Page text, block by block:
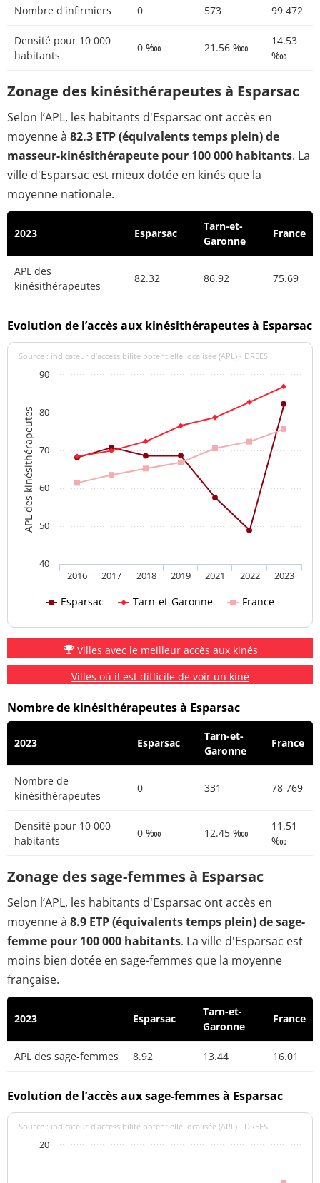
Nombre d'infirmiers 0 573 99 472
Densité pour 10 000
habitants
0 ‱ 21.56 ‱
14.53
‱
Zonage des kinésithérapeutes à Esparsac
Selon l’APL, les habitants d'Esparsac ont accès en
moyenne à 82.3 ETP (équivalents temps plein) de
masseur-kinésithérapeute pour 100 000 habitants. La
ville d'Esparsac est mieux dotée en kinés que la
moyenne nationale.
2023 Esparsac
Tarn-et-
Garonne
France
APL des
kinésithérapeutes
82.32 86.92 75.69
Evolution de l’accès aux kinésithérapeutes à Esparsac
APL des kinésithérapeutes
Source : indicateur d’accessibilité potentielle localisée (APL) - DREES
Esparsac Tarn-et-Garonne France
2016 2017 2018 2019 2021 2022 2023
40
50
60
70
80
90
Villes avec le meilleur accès aux kinés
Villes où il est difficile de voir un kiné
Nombre de kinésithérapeutes à Esparsac
2023 Esparsac
Tarn-et-
Garonne
France
Nombre de
kinésithérapeutes
0 331 78 769
Densité pour 10 000
habitants
0 ‱ 12.45 ‱
11.51
‱
Zonage des sage-femmes à Esparsac
Selon l’APL, les habitants d'Esparsac ont accès en
moyenne à 8.9 ETP (équivalents temps plein) de sage-
femme pour 100 000 habitants. La ville d'Esparsac est
moins bien dotée en sage-femmes que la moyenne
française.
2023 Esparsac
Tarn-et-
Garonne
France
APL des sage-femmes 8.92 13.44 16.01
Evolution de l’accès aux sage-femmes à Esparsac
Source : indicateur d’accessibilité potentielle localisée (APL) - DREES
20